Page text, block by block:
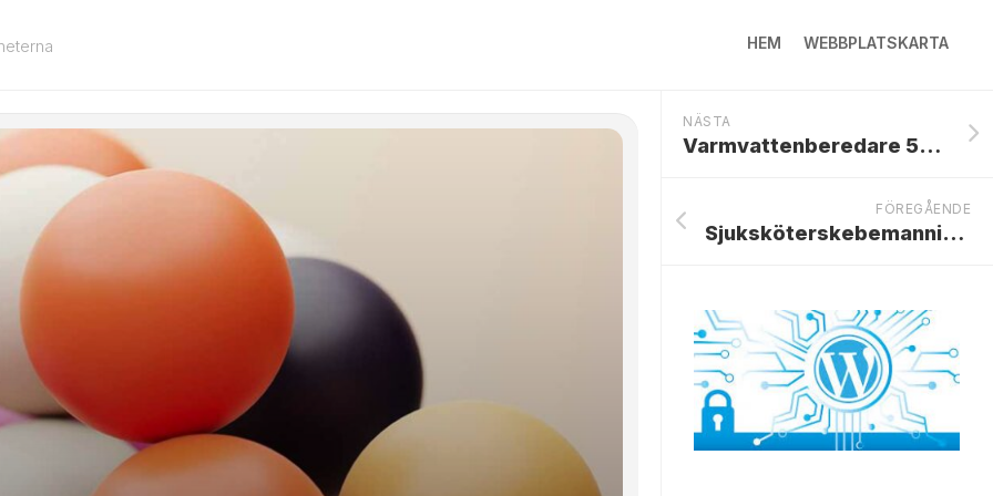
HEM WEBBPLATSKARTA
NÄSTA
Varmvattenberedare 50 Liter
FÖREGÅENDE
Sjuksköterskebemanning teknologi och Innovation